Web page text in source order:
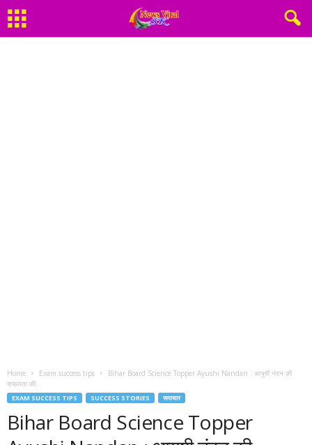
Home Exam success tips
Bihar Board Science Topper Ayushi Nandan : आयुषी नंदन की
सफलता की...
EXAM SUCCESS TIPS SUCCESS STORIES समाचार
Bihar Board Science Topper